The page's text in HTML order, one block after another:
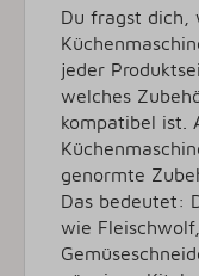
Du fragst dich,
jeder
welches
kompatibel ist.
genormte
Das bedeutet:
wie